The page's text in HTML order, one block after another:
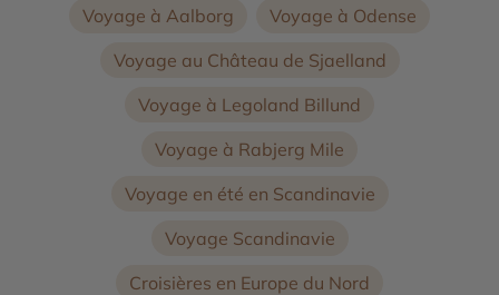
Voyage à Aalborg
Voyage à Odense
Voyage au Château de Sjaelland
Voyage à Legoland Billund
Voyage à Rabjerg Mile
Voyage en été en Scandinavie
Voyage Scandinavie
Croisières en Europe du Nord